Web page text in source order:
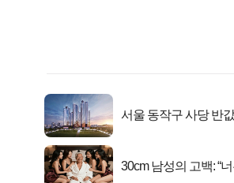
서울 동작구 사당 반
30cm 남성의 고백: “